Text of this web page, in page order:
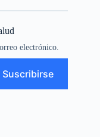
electrónico.
Suscribirse